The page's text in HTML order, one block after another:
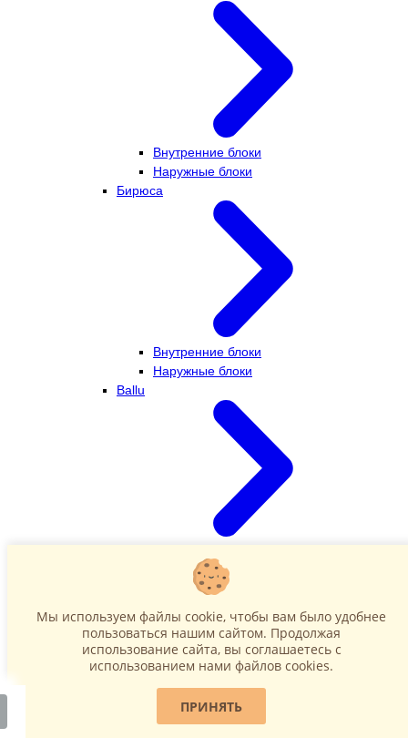
Внутренние блоки
Наружные блоки
Бирюса
Внутренние блоки
Наружные блоки
Ballu
Наружные блоки
Мы используем файлы cookie, чтобы вам было удобнее
пользоваться нашим сайтом. Продолжая
использование сайта, вы соглашаетесь c
использованием нами файлов cookies.
ПРИНЯТЬ